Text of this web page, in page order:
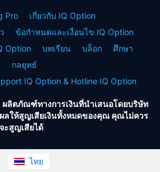
Pro
เกี่ยวกับ IQ Option
ข้อกำหนดและเงื่อนไข IQ Option
Option
บทเรียน บล็อก
ศึกษา
กลยุทธ์
IQ Option & Hotline IQ Option
ผลิตภัณฑ์ทางการเงินที่นำเสนอโดยบริษัท
ลให้สูญเสียเงินทั้งหมดของคุณ คุณไม่ควร
ะสูญเสียได้
ไทย